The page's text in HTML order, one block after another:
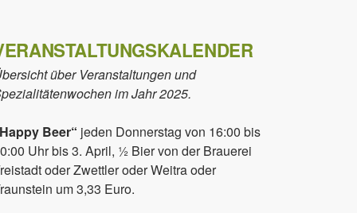
über Veranstaltungen und
im Jahr 2025.
Beer“ jeden Donnerstag von 16:00 bis
Uhr bis 3. April, ½ Bier von der Brauerei
oder Zwettler oder Weitra oder
um 3,33 Euro.